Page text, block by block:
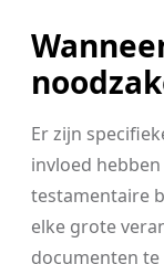
Er zijn
invloed
testamentaire
elke grote
documenten te